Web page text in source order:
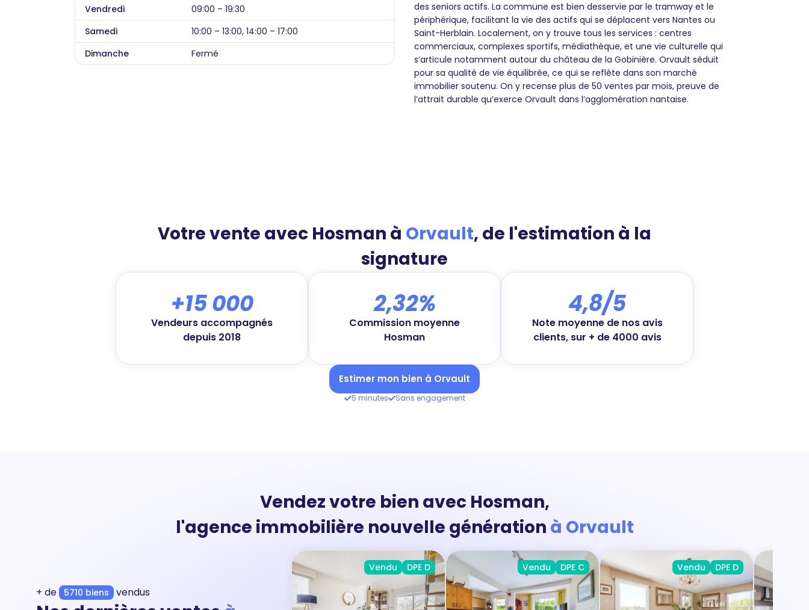
Vendredi
09:00 – 19:30
Samedi
10:00 – 13:00, 14:00 – 17:00
Dimanche
Fermé
des seniors actifs. La commune est bien desservie par le tramway et le
périphérique, facilitant la vie des actifs qui se déplacent vers Nantes ou
Saint-Herblain. Localement, on y trouve tous les services : centres
commerciaux, complexes sportifs, médiathèque, et une vie culturelle qui
s’articule notamment autour du château de la Gobinière. Orvault séduit
pour sa qualité de vie équilibrée, ce qui se reflète dans son marché
immobilier soutenu. On y recense plus de 50 ventes par mois, preuve de
l’attrait durable qu’exerce Orvault dans l’agglomération nantaise.
Votre vente avec Hosman à Orvault, de l'estimation à la
signature
+15 000
Vendeurs accompagnés
depuis 2018
2,32%
Commission moyenne
Hosman
4,8/5
Note moyenne de nos avis
clients, sur + de 4000 avis
Estimer mon bien à Orvault
5 minutes Sans engagement
Vendez votre bien avec Hosman,
l'agence immobilière nouvelle génération à Orvault
+ de 5710 biens vendus
Vendu DPE D Vendu DPE C Vendu DPE D